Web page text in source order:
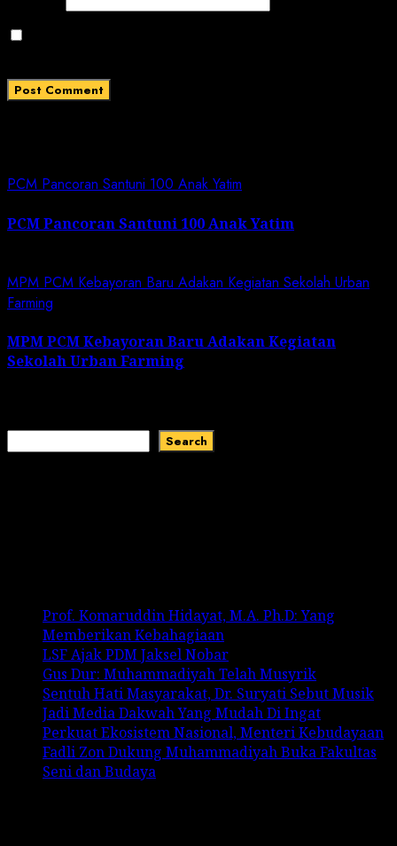
PCM Pancoran Santuni 100 Anak Yatim
PCM Pancoran Santuni 100 Anak Yatim
MPM PCM Kebayoran Baru Adakan Kegiatan Sekolah Urban
Farming
MPM PCM Kebayoran Baru Adakan Kegiatan
Sekolah Urban Farming
Search
Prof. Komaruddin Hidayat, M.A. Ph.D: Yang
Memberikan Kebahagiaan
LSF Ajak PDM Jaksel Nobar
Gus Dur: Muhammadiyah Telah Musyrik
Sentuh Hati Masyarakat, Dr. Suryati Sebut Musik
Jadi Media Dakwah Yang Mudah Di Ingat
Perkuat Ekosistem Nasional, Menteri Kebudayaan
Fadli Zon Dukung Muhammadiyah Buka Fakultas
Seni dan Budaya